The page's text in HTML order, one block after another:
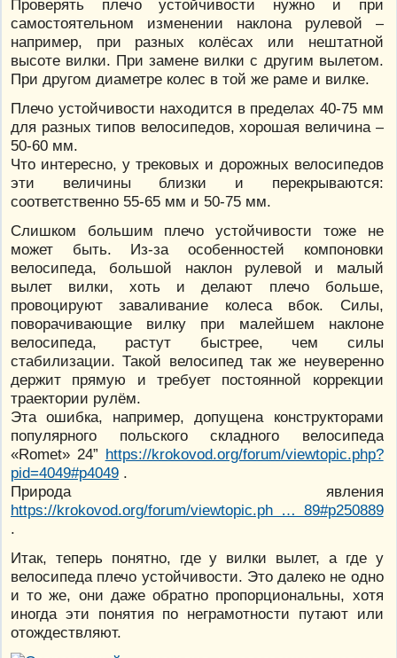
Проверять плечо устойчивости нужно и при
самостоятельном изменении наклона рулевой –
например, при разных колёсах или нештатной
высоте вилки. При замене вилки с другим вылетом.
При другом диаметре колес в той же раме и вилке.
Плечо устойчивости находится в пределах 40-75 мм
для разных типов велосипедов, хорошая величина –
50-60 мм.
Что интересно, у трековых и дорожных велосипедов
эти величины близки и перекрываются:
соответственно 55-65 мм и 50-75 мм.
Слишком большим плечо устойчивости тоже не
может быть. Из-за особенностей компоновки
велосипеда, большой наклон рулевой и малый
вылет вилки, хоть и делают плечо больше,
провоцируют заваливание колеса вбок. Силы,
поворачивающие вилку при малейшем наклоне
велосипеда, растут быстрее, чем силы
стабилизации. Такой велосипед так же неуверенно
держит прямую и требует постоянной коррекции
траектории рулём.
Эта ошибка, например, допущена конструкторами
популярного польского складного велосипеда
«Romet» 24” https://krokovod.org/forum/viewtopic.php?
pid=4049#p4049 .
Природа явления
https://krokovod.org/forum/viewtopic.ph … 89#p250889
.
Итак, теперь понятно, где у вилки вылет, а где у
велосипеда плечо устойчивости. Это далеко не одно
и то же, они даже обратно пропорциональны, хотя
иногда эти понятия по неграмотности путают или
отождествляют.